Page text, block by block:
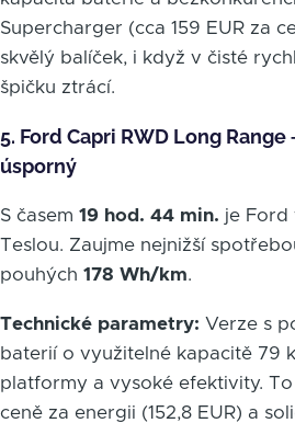
Supercharger (cca 159 EUR za
skvělý balíček, i když v čisté
špičku ztrácí.
5. Ford Capri RWD Long
úsporný
S časem 19 hod. 44 min. je Ford
Teslou. Zaujme nejnižší
pouhých 178 Wh/km.
Technické parametry: Verze s
baterií o využitelné kapacitě 79
platformy a vysoké efektivity.
ceně za energii (152,8 EUR) a